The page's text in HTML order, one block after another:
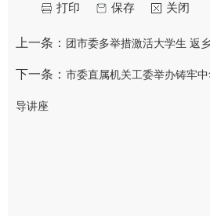
关闭
保存
打印
上一条： 团市委多举措激活大学生 返
下一条： 市委直属机关工委举办铸牢
导讲座